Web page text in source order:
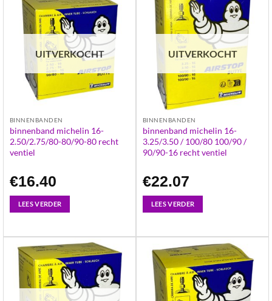
UITVERKOCHT
BINNENBANDEN
binnenband michelin 16-
2.50/2.75/80-80/90-80 recht
ventiel
€16.40
LEES VERDER
UITVERKOCHT
BINNENBANDEN
binnenband michelin 16-
3.25/3.50 / 100/80 100/90 /
90/90-16 recht ventiel
€22.07
LEES VERDER